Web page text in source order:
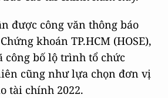
được công văn thông báo
khoán TP.HCM (HOSE),
công bố lộ trình tổ chức
cũng như lựa chọn đơn vị
tài chính 2022.